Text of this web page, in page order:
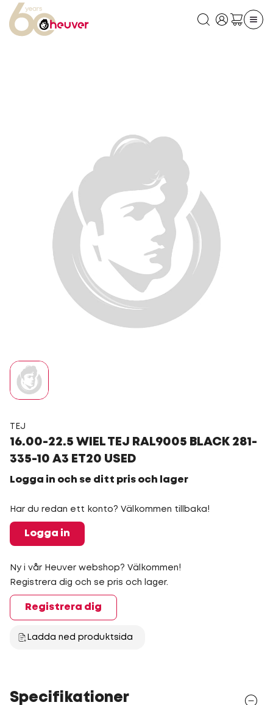
TEJ
16.00-22.5 WIEL TEJ RAL9005 BLACK 281-
335-10 A3 ET20 USED
Logga in och se ditt pris och lager
Har du redan ett konto? Välkommen tillbaka!
Logga in
Ny i vår Heuver webshop? Välkommen!
Registrera dig och se pris och lager.
Registrera dig
Ladda ned produktsida
Specifikationer